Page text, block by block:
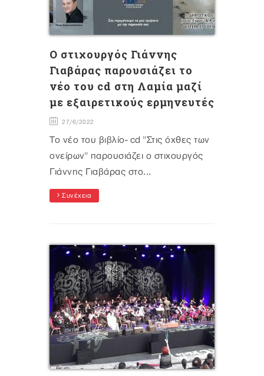
Ο στιχουργός Γιάννης
Γιαβάρας παρουσιάζει το
νέο του cd στη Λαμία μαζί
με εξαιρετικούς ερμηνευτές
27/6/2022
To νέο του βιβλίο- cd "Στις όχθες των
ονείρων" παρουσιάζει ο στιχουργός
Γιάννης Γιαβάρας στο...
Συνέχεια